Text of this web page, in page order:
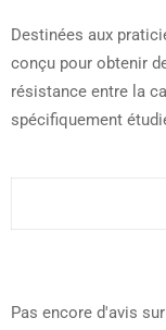
Destinées aux
conçu pour obtenir
résistance entre la
spécifiquement
Pas encore d'avis